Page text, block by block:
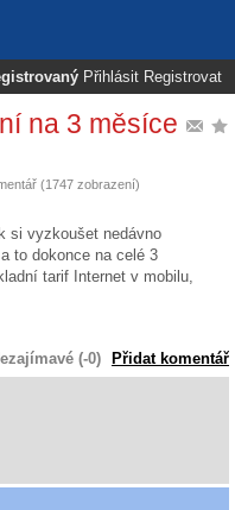
Přihlásit Registrovat
na 3 měsíce
(1747 zobrazení)
si vyzkoušet nedávno
to dokonce na celé 3
tarif Internet v mobilu,
(-0) Přidat komentář